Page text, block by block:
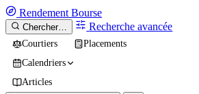
Rendement Bourse
Chercher… Recherche avancée
Courtiers
Placements
Calendriers
Articles